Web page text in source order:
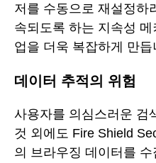
저를 수동으로 재설정하
속되도록 하는 지속성
업을 더욱 복잡하게 만듭
데이터 추적의 위험
사용자를 의심스러운 검
것 외에도 Fire Shield
의 브라우징 데이터를